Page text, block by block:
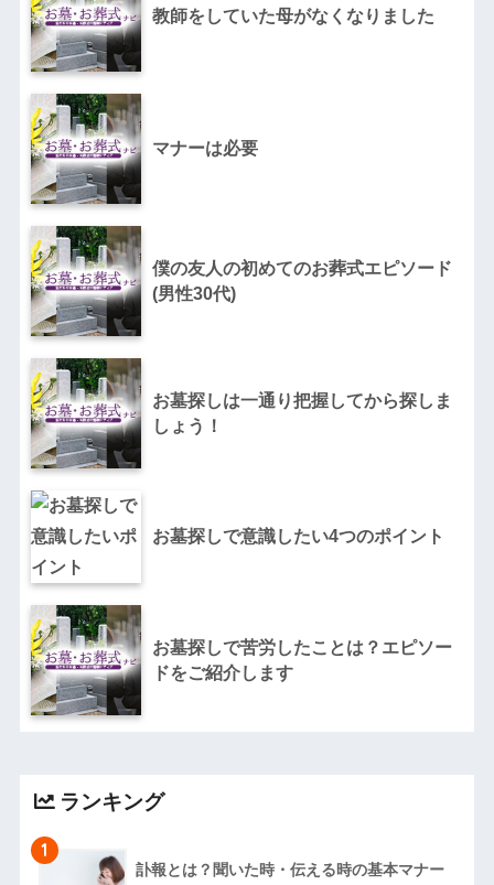
教師をしていた母がなくなりました
マナーは必要
僕の友人の初めてのお葬式エピソード
(男性30代)
お墓探しは一通り把握してから探しま
しょう！
お墓探しで意識したい4つのポイント
お墓探しで苦労したことは？エピソー
ドをご紹介します
ランキング
1
訃報とは？聞いた時・伝える時の基本マナー